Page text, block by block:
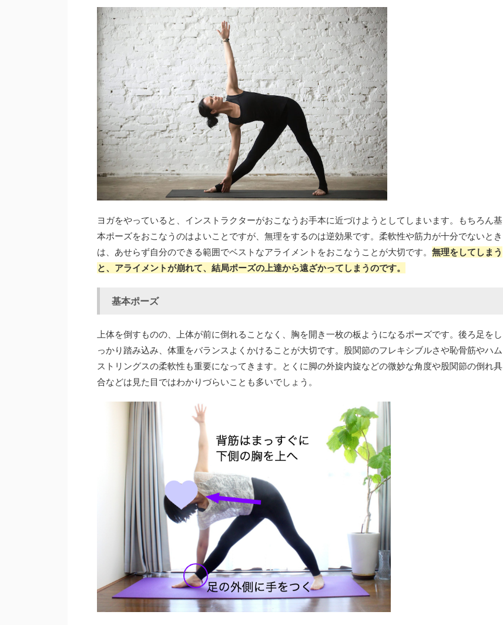
ヨガをやっていると、インストラクターがおこなうお手本に近づけようとしてしまいます。もちろん基
本ポーズをおこなうのはよいことですが、無理をするのは逆効果です。柔軟性や筋力が十分でないとき
は、あせらず自分のできる範囲でベストなアライメントをおこなうことが大切です。 無理をしてしまう
と、アライメントが崩れて、結局ポーズの上達から遠ざかってしまうのです。
基本ポーズ
上体を倒すものの、上体が前に倒れることなく、胸を開き一枚の板ようになるポーズです。後ろ足をし
っかり踏み込み、体重をバランスよくかけることが大切です。股関節のフレキシブルさや恥骨筋やハム
ストリングスの柔軟性も重要になってきます。とくに脚の外旋内旋などの微妙な角度や股関節の倒れ具
合などは見た目ではわかりづらいことも多いでしょう。